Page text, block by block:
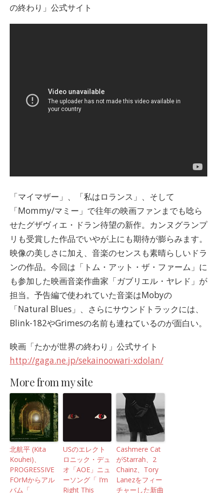
の終わり」公式サイト
「マイマザー」、「私はロランス」、そして
「Mommy/マミー」で往年の映画ファンまでも唸ら
せたグザヴィエ・ドラン待望の新作。カンヌグランプ
リも受賞した作品でいやが上にも期待が膨らみます。
映像の美しさに加え、音楽のセンスも素晴らしいドラ
ンの作品。今回は「トム・アット・ザ・ファーム」に
も参加した映画音楽作曲家「ガブリエル・ヤレド」が
担当。予告編で使われていた音楽はMobyの
「Natural Blues」、さらにサウンドトラックには、
Blink-182やGrimesの名前も連ねているのが面白い。
映画「たかが世界の終わり」公式サイト
http://gaga.ne.jp/sekainoowari-xdolan/
More from my site
北航平 (Kita
Kouhei)、
PROGRESSIVE
FOrMからアル
バム「
USのエレクト
ロニック・デュ
オ「AOE」ニュ
ーソング「 I’m
Right This
Cashmere Cat
がStarrah、2
Chainz、Tory
Lanezをフィー
チャーした新曲